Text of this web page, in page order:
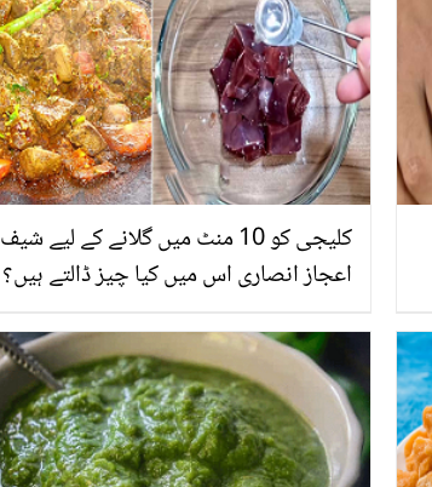
کلیجی کو 10 منٹ میں گلانے کے لیے شیف
اعجاز انصاری اس میں کیا چیز ڈالتے ہیں؟
کی شاندار ریسیپی